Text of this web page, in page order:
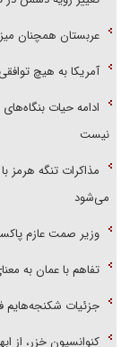
عربستان همچنان
آمریکا به هیچ
ادامه حیات
نیست
مذاکرات تنگه هرمز
می‌شود
وزیر صمت عازم
تفاهم با عمان به
جزئیات شکنجه‌هایم
کنوانسیون خزر، از